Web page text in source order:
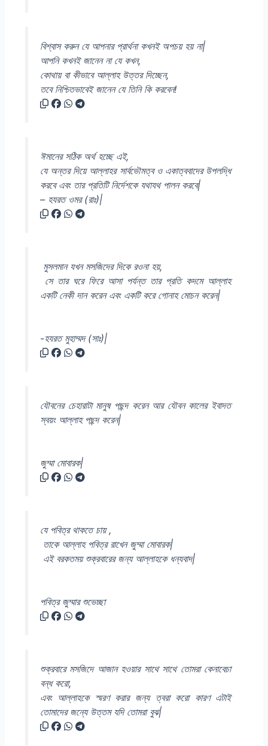
বিশ্বাস করুন যে আপনার প্রার্থনা কখনই অপচয় হয় না|
আপনি কখনই জানেন না যে কখন,
কোথায় বা কীভাবে আল্লাহ উত্তর দিচ্ছেন,
তবে নিশ্চিতভাবেই জানেন যে তিনি কি করবেন!
ঈমানের সঠিক অর্থ হচ্ছে এই,
যে অন্তর দিয়ে আল্লাহর সার্বভৌমত্ব ও একাত্ববাদের উপলদ্ধি
করবে এবং তার প্রতিটি নির্দেশকে যথাযথ পালন করবে|
– হযরত ওমর (রাঃ)|
মুসলমান যখন মসজিদের দিকে রওনা হয়,
সে তার ঘরে ফিরে আসা পর্যন্ত তার প্রতি কদমে আল্লাহ
একটি নেকী দান করেন এবং একটি করে গোনাহ মোচন করেন|
-হযরত মুহাম্মদ (সাঃ)|
যৌবনের চেহারাটা মানুষ পছন্দ করেন আর যৌবন কালের ইবাদত
স্বয়ং আল্লাহ পছন্দ করেন|
জুম্মা মোবারক|
যে পবিত্র থাকতে চায় ,
তাকে আল্লাহ পবিত্র রাখেন জুম্মা মোবারক|
এই বরকতময় শুক্রবারের জন্য আল্লাহকে ধন্যবাদ|
পবিত্র জুম্মার শুভেচ্ছা
শুক্রবারে মসজিদে আজান হওয়ার সাথে সাথে তোমরা কেনাবেচা
বন্ধ করো,
এবং আল্লাহকে স্মরণ করার জন্য ত্বরা করো কারণ এটাই
তোমাদের জন্যে উত্তম যদি তোমরা বুঝ|